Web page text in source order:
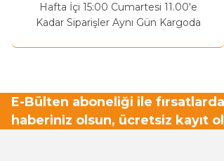
Hafta İçi 15:00 Cumartesi 11.00'e
Kadar Siparişler Aynı Gün Kargoda
E-Bülten aboneliği ile
haberiniz olsun, ücretsiz kayıt